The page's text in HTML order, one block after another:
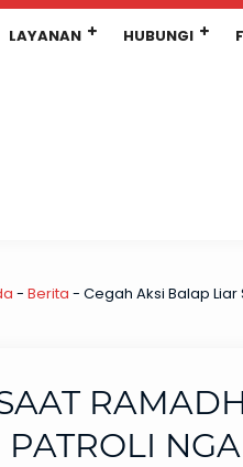
LAYANAN HUBUNGI
- Berita - Cegah Aksi Balap